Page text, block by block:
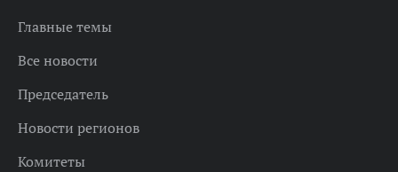
Главные темы
Все новости
Председатель
Новости регионов
Комитеты